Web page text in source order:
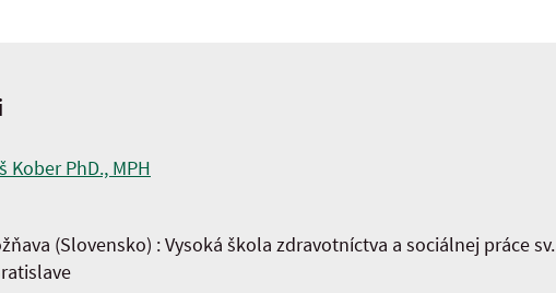
Kober PhD., MPH
(Slovensko) : Vysoká škola zdravotníctva a sociálnej práce sv.